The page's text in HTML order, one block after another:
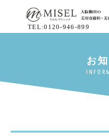
TEL:0120-946-899